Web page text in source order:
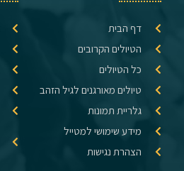
דף הבית
הטיולים הקרובים
כל הטיולים
טיולים מאורגנים לגיל הזהב
גלריית תמונות
מידע שימושי למטייל
הצהרת נגישות